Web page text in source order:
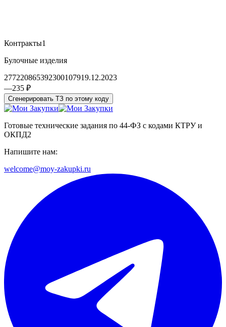
Контракты1
Булочные изделия
277220865392300107919.12.2023
—235 ₽
Сгенерировать ТЗ по этому коду
Готовые технические задания по 44-ФЗ с кодами КТРУ и
ОКПД2
Напишите нам:
welcome@moy-zakupki.ru